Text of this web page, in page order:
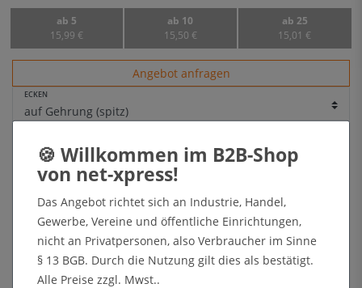
ab 5
15,99 €
ab 10
15,50 €
ab 25
15,01 €
Angebot anfragen
ECKEN
Artikel lagernd und direkt versandbereit
Lieferung kostenfrei ab 49,90 € netto (DE)
Fügen Sie Artikel im Wert von 49.90 € für die kostenfreie Lieferung
hinzu.
In den Warenkorb
Das Angebot richtet sich an Industrie, Handel,
Gewerbe, Vereine und öffentliche Einrichtungen,
nicht an Privatpersonen, also Verbraucher im Sinne
§ 13 BGB. Durch die Nutzung gilt dies als bestätigt.
Alle Preise zzgl. Mwst..